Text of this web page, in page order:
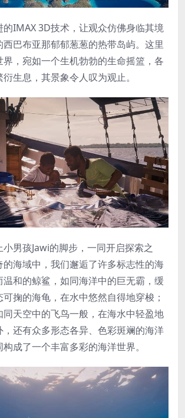
IMAX 3D技术，让观众仿佛身临其境
巴布亚那郁郁葱葱的热带岛屿。这里
界，宛如一个生机勃勃的生命摇篮，各
生息，其景象令人叹为观止。
男孩Jawi的脚步，一同开启探索之
海域中，我们邂逅了许多标志性的海
和的鲸鲨，如同海洋中的巨无霸，缓
掬的海龟，在水中悠然自得地穿梭；
天空中的飞鸟一般，在海水中轻盈地
还有众多形态各异、色彩斑斓的海洋
成了一个丰富多彩的海洋世界。